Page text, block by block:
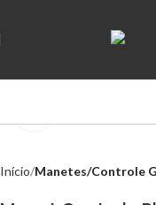
Início Manetes/Controle